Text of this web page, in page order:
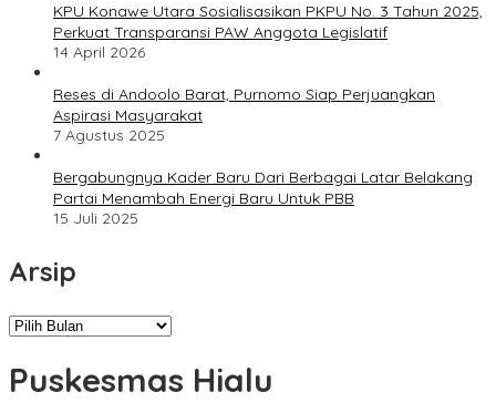
KPU Konawe Utara Sosialisasikan PKPU No. 3 Tahun 2025,
Perkuat Transparansi PAW Anggota Legislatif
14 April 2026
Reses di Andoolo Barat, Purnomo Siap Perjuangkan
Aspirasi Masyarakat
7 Agustus 2025
Bergabungnya Kader Baru Dari Berbagai Latar Belakang
Partai Menambah Energi Baru Untuk PBB
15 Juli 2025
Arsip
Arsip
Puskesmas Hialu